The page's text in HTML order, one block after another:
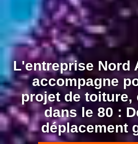
L'entreprise Nord
accompagne
projet de toiture,
dans le 80 :
déplacement